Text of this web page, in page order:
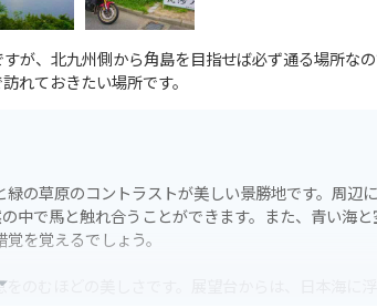
が、北九州側から角島を目指せば必ず通る場所な
れておきたい場所です。
の草原のコントラストが美しい景勝地です。周辺に
中で馬と触れ合うことができます。また、青い海
を覚えるでしょう。
のむほどの美しさです。展望台からは、日本海に浮